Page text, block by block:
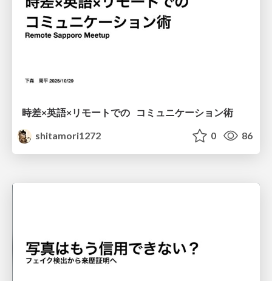
時差×英語×リモートでの コミュニケーション術
shitamori1272
0 86